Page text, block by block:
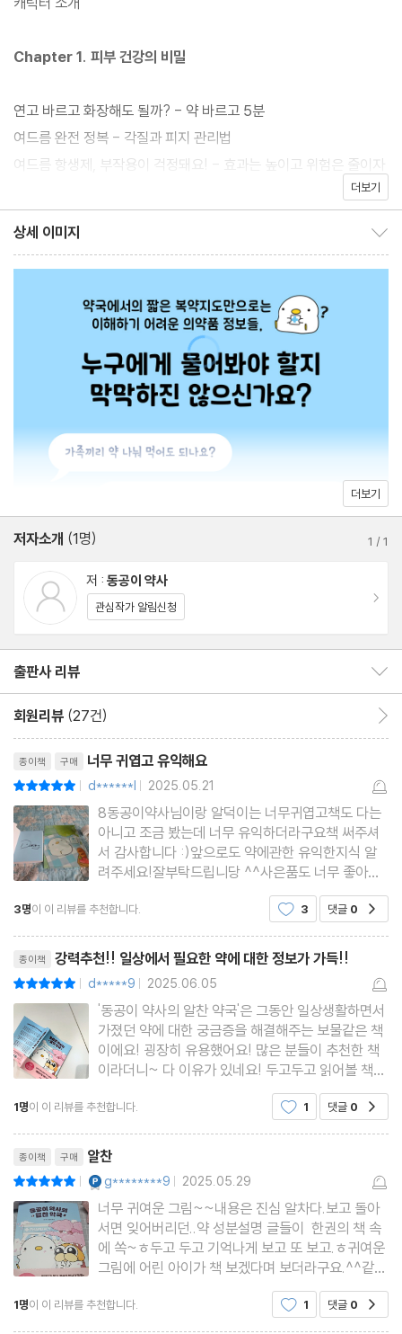
품에 대해 정확하고 알기 쉽게 설명한다. 《동공이 약사의 알찬 약
통제, 혈당 조절제, 눈 건조증 약, 수면제 등 일상에서 자주 쓰는 의
약품의 올바른 사용법을 다룬다. 약사만이 제대로 설명할 수 있는 복
용 원칙과 주의사항을 누구나 이해할 수 있도록 쉽게 풀어냈다. 이
책은 바쁜 직장인부터 가족의 건강을 책임지는 주 양육자, 만성질환
으로 지속적인 약물 복용이 필요한 이들에게 꼭 필요한 ‘손안의 약
국’이다.
Chapter 1. 피부 건강의 비밀
연고 바르고 화장해도 될까? - 약 바르고 5분
여드름 완전 정복 - 각질과 피지 관리법
여드름 항생제, 부작용이 걱정돼요! - 효과는 높이고 위험은 줄이자
스테로이드 궁금증 해결해줄게! - 알고 쓰면 약, 모르고 쓰면 독
Chapter 2. 호흡기와 소화기 건강
코가 막혔는데 풀어도 안 나와요 - 비충혈제거제의 올바른 사용법
가래가 안 떨어질 때 - 거담제 선택 가이드
감기, 이럴 때는 병원으로!
환절기 면역력, 이거 챙기면 좋아요
커피만 마시면 속이 쓰려요 - 쓴맛 수용체와 위산
제산제 오래 먹어도 될까? - 장단점과 사용법
술 먹으면 토할 것 같은데 어떻게 해요? - 트리메부틴의 효과
위산 역류, 체중이 문제라고? - 비만과 소화기 건강
진통제만 먹으면 위가 아파요 - 위에 부담 덜 주는 진통제 선택법
위장을 보호하는 필수 영양제 - 위점막 보호하기
Chapter 3. 건강한 혈당 관리와 통증 조절법
칼로리보다 중요한 건 당부하지수 - 혈당 스파이크를 막아라
당뇨약 먹고 있다면 비타민 B12는 꼭 드세요 - 간과하기 쉬운 영양
소 결핍
무병장수의 비결, 커큐민 제대로 흡수하기 - 효과 극대화하는 피페
린
편두통약은 예방약과 증상 처치약이 달라요
두통에 게보린은 추천하지 않아요 - 이소프로필안티피린의 위험성
과 대안
SAIDs 비교
근육통엔 소염진통제를 이렇게 고르세요
더 빨리 듣는 진통제는? - 약에 따라 다른 흡수 속도
증상에 맞는 생리통약 고르기 - 생리통 유형별 맞춤 솔루션
챔프랑 콜대원이랑 뭐가 달라요? - 어린이 감기약 성분 비교
고혈압 관리, 이것만은 꼭 알아두세요 - DASH 식단과 생활 습관
개선
Chapter 4. 시력 보호와 활력 증진
하루 종일 눈이 건조해요 - 디지털 시대의 눈 보호법
눈이 따갑고 아프기까지 해요 - 트레할로스수화물의 진정 효과
긴장을 풀어야 눈이 촉촉해진다? - 스트레스와 눈 건강
루테인, 젊은 사람한테는 필요없다구요? - 연령대별 눈 건강
더보기
상세 이미지
더보기
저자소개 (1명) 1 /1
저 : 동공이 약사
관심작가 알림신청
출판사 리뷰
회원리뷰 (27건)
종이책 구매 너무 귀엽고 유익해요
| d******l | 2025.05.21
8동공이약사님이랑 알덕이는 너무귀엽고책도 다는
아니고 조금 봤는데 너무 유익하더라구요책 써주셔
서 감사합니다 :)앞으로도 약에관한 유익한지식 알
려주세요!잘부탁드립니당 ^^사은품도 너무 좋아용!
3명이 이 리뷰를 추천합니다. 3 댓글 0
종이책 강력추천!! 일상에서 필요한 약에 대한 정보가 가득!!
| d*****9 | 2025.06.05
'동공이 약사의 알찬 약국'은 그동안 일상생활하면서
가졌던 약에 대한 궁금증을 해결해주는 보물같은 책
이에요! 굉장히 유용했어요! 많은 분들이 추천한 책
이라더니~ 다 이유가 있네요! 두고두고 읽어볼 책이
에요~여드름 연고, 스테로이드 크림, 위장약, 진통
제, 혈당약, 눈 건조증 약, 수면제 등 일상에서 자주
사’와 ‘알덕이’라는
1명이 이 리뷰를 추천합니다. 1 댓글 0
종이책 구매 알찬
| g********9 | 2025.05.29
너무 귀여운 그림~~내용은 진심 알차다.보고 돌아
서면 잊어버리던..약 성분설명 글들이 한권의 책 속
에 쏙~ㅎ두고 두고 기억나게 보고 또 보고.ㅎ귀여운
그림에 어린 아이가 책 보겠다며 보더라구요.^^같이
읽어가다보면 지식이 쏘옥~~♡매우 알찬 책이될거
같습니다.
1명이 이 리뷰를 추천합니다. 1 댓글 0